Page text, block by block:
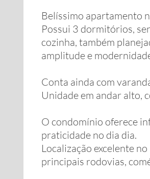
Belíssimo apartamento
Possui 3 dormitórios,
cozinha, também
amplitude e
Conta ainda com
Unidade em andar alto,
O condomínio oferece
praticidade no dia dia.
Localização excelente
principais rodovias,